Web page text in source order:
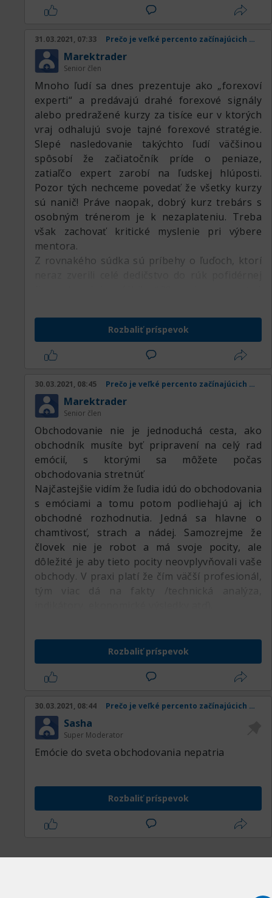
Pozor, je mnoho ľudí ktorým obchodovanie ide
od začiatku, ale dôležité je že na konzistentné
dodržiavajú money management. Preto sa im
darí dlhodobo. Majú totiž systém
31.03.2021, 07:33 Prečo je veľké percento začínajúcich obchodníkov v strate
Marektrader
Senior člen
Mnoho ľudí sa dnes prezentuje ako „forexoví
experti“ a predávajú drahé forexové signály
alebo predražené kurzy za tisíce eur v ktorých
vraj odhalujú svoje tajné forexové stratégie.
Slepé nasledovanie takýchto ľudí väčšinou
spôsobí že začiatočník príde o peniaze,
zatiaľčo expert zarobí na ľudskej hlúposti.
Pozor tých nechceme povedať že všetky kurzy
sú nanič! Práve naopak, dobrý kurz trebárs s
osobným trénerom je k nezaplateniu. Treba
však zachovať kritické myslenie pri výbere
mentora.
Z rovnakého súdka sú príbehy o ľuďoch, ktorí
na forexe. Zachovajte chladnú hlavu!
Rozbaliť príspevok
30.03.2021, 08:45 Prečo je veľké percento začínajúcich obchodníkov v strate
Marektrader
Senior člen
Obchodovanie nie je jednoduchá cesta, ako
obchodník musíte byť pripravení na celý rad
emócií, s ktorými sa môžete počas
obchodovania stretnúť
Najčastejšie vidím že ľudia idú do obchodovania
s emóciami a tomu potom podliehajú aj ich
obchodné rozhodnutia. Jedná sa hlavne o
chamtivosť, strach a nádej. Samozrejme že
človek nie je robot a má svoje pocity, ale
dôležité je aby tieto pocity neovplyvňovali vaše
obchody. V praxi platí že čím väčší profesionál,
tým viac dá na fakty /technická analýza,
Rozbaliť príspevok
30.03.2021, 08:44 Prečo je veľké percento začínajúcich obchodníkov v strate
Sasha
Super Moderator
Emócie do sveta obchodovania nepatria
Rozbaliť príspevok